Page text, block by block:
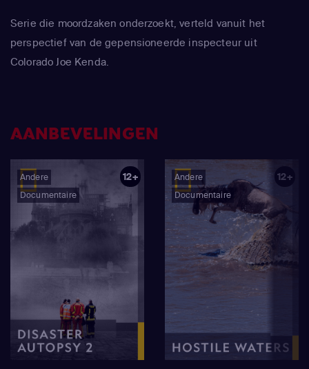
Serie die moordzaken onderzoekt, verteld vanuit het
perspectief van de gepensioneerde inspecteur uit
Colorado Joe Kenda.
AANBEVELINGEN
Andere
Documentaire
12+
Andere
Documentaire
12+